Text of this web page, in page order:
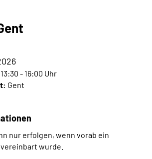
- 16:00 Uhr
Gent
nur erfolgen, wenn vorab ein
wurde.